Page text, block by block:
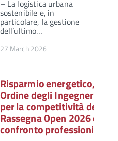
– La logistica urbana
sostenibile e, in
particolare, la gestione
dell’ultimo…
27 March 2026
Risparmio energetico,
Ordine degli Ingegneri e
per la competitività delle
Rassegna Open 2026 e
confronto professionisti,